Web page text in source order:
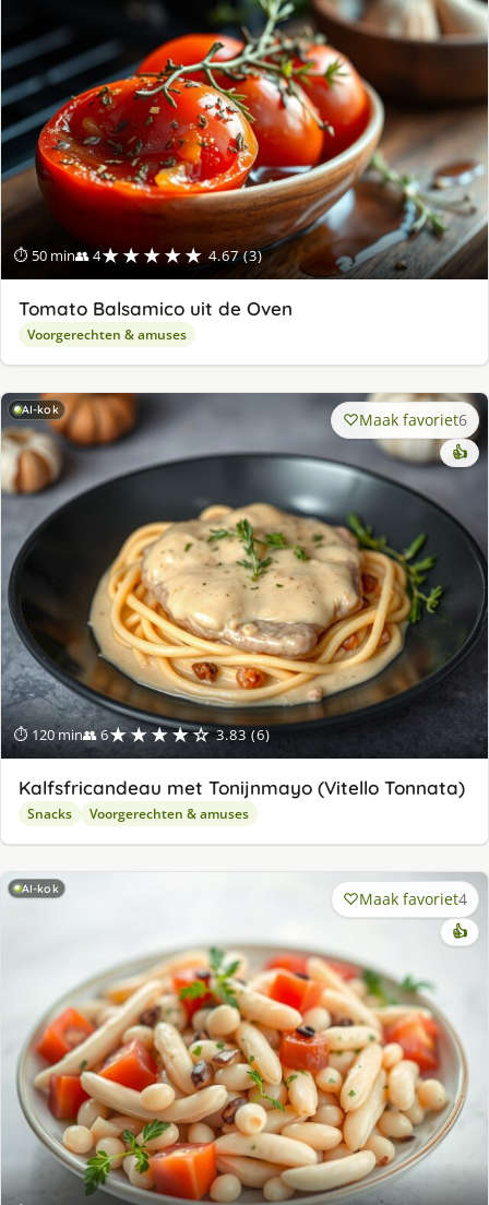
⏱ 50 min👥 4★★★★★ 4.67 (3)
Tomato Balsamico uit de Oven
Voorgerechten & amuses
AI-kok
⏱ 120 min👥 6★★★★☆ 3.83 (6)
Maak favoriet6
👍
Kalfsfricandeau met Tonijnmayo (Vitello Tonnata)
Snacks Voorgerechten & amuses
AI-kok Maak favoriet4
👍